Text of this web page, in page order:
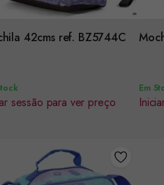
42cms ref. BZ5744C
sessão para ver preço
Em